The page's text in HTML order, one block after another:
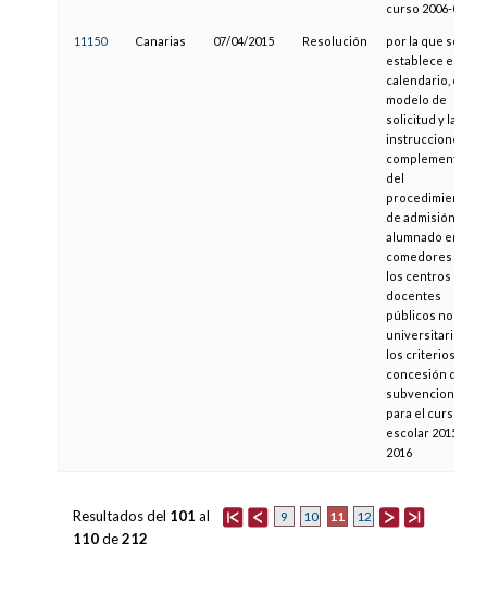
curso 2006-07
11150 Canarias 07/04/2015 Resolución
por la que se
establece el
calendario, el
modelo de
solicitud y las
instrucciones
complementarias
del
procedimiento
de admisión del
alumnado en los
comedores de
los centros
docentes
públicos no
universitarios y
los criterios de
concesión de
subvenciones
para el curso
escolar 2015-
2016
9 10 11 12
Resultados del 101 al
110de212